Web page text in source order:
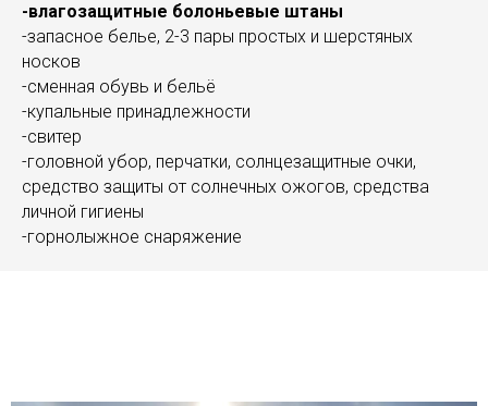
-влагозащитные болоньевые штаны
-запасное белье, 2-3 пары простых и шерстяных
носков
-сменная обувь и бельё
-купальные принадлежности
-свитер
-головной убор, перчатки, солнцезащитные очки,
средство защиты от солнечных ожогов, средства
личной гигиены
-горнолыжное снаряжение